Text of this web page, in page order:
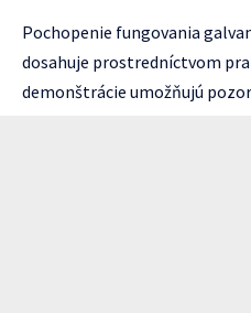
Pochopenie fungovania
dosahuje prostredníctvom
demonštrácie umožňujú